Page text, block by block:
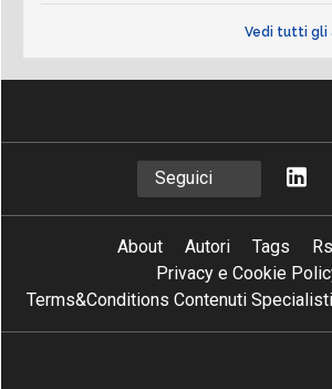
Vedi tutti gli
Seguici
About Autori Tags
Privacy e Cookie
Terms&Conditions Contenuti